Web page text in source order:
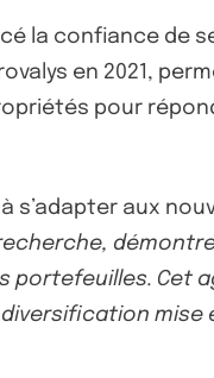
la confiance de
en 2021,
pour
à s’adapter aux
portefeuilles. Cet